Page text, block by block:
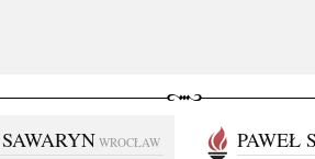
WROCŁAW PAWEŁ